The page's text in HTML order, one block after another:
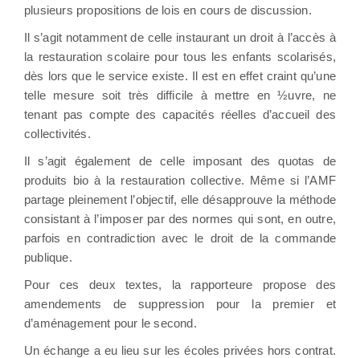
plusieurs propositions de lois en cours de discussion.
Il s’agit notamment de celle instaurant un droit à l’accès à
la restauration scolaire pour tous les enfants scolarisés,
dès lors que le service existe. Il est en effet craint qu’une
telle mesure soit très difficile à mettre en ½uvre, ne
tenant pas compte des capacités réelles d’accueil des
collectivités.
Il s’agit également de celle imposant des quotas de
produits bio à la restauration collective. Même si l’AMF
partage pleinement l’objectif, elle désapprouve la méthode
consistant à l’imposer par des normes qui sont, en outre,
parfois en contradiction avec le droit de la commande
publique.
Pour ces deux textes, la rapporteure propose des
amendements de suppression pour la premier et
d’aménagement pour le second.
Un échange a eu lieu sur les écoles privées hors contrat.